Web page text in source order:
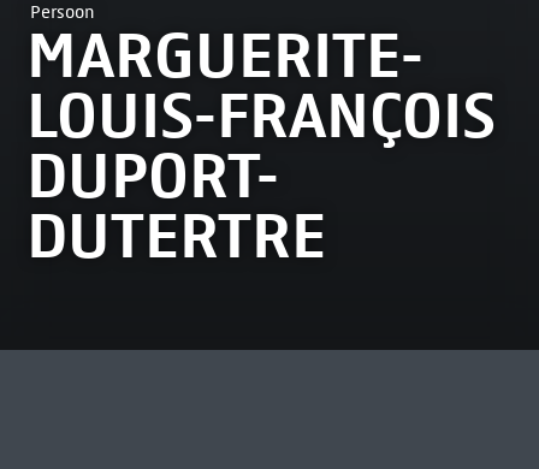
Persoon
MARGUERITE-
LOUIS-FRANÇOIS
DUPORT-
DUTERTRE